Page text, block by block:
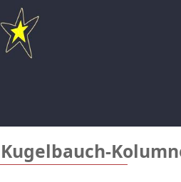
Kugelbauch-